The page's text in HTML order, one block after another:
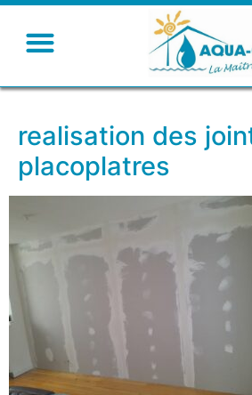
realisation des
placoplatres